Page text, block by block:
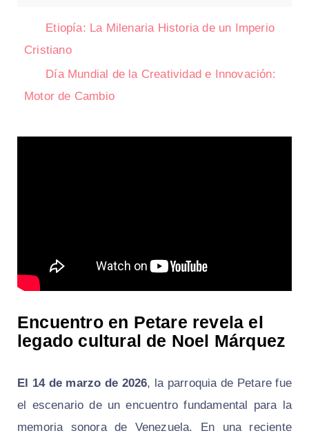
Etiopía: La Milenaria Historia de un Imperio
Cristiano
Día Mundial de la Creatividad e Innovación:
Motor de Cambio
Encuentro en Petare revela el
legado cultural de Noel Márquez
El 14 de marzo de 2026, la parroquia de Petare fue
el escenario de un encuentro fundamental para la
memoria sonora de Venezuela. En una reciente